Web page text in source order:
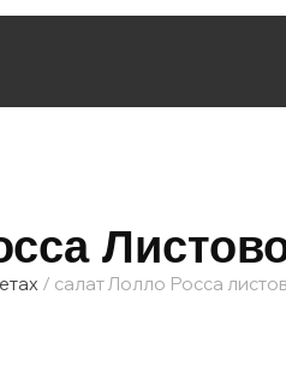
/ салат Лолло Росса